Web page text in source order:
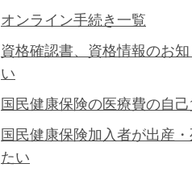
オンライン手続き一覧
資格確認書、資格情報のお
い
国民健康保険の医療費の自
国民健康保険加入者が出産
たい